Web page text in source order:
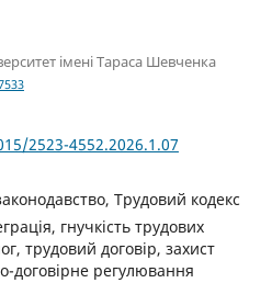
імені Тараса Шевченка
2523-4552.2026.1.07
Трудовий кодекс
гнучкість трудових
трудовий договір, захист
договірне регулювання